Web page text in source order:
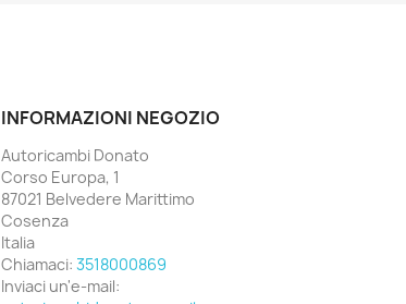
INFORMAZIONI NEGOZIO
Autoricambi Donato
Corso Europa, 1
87021 Belvedere Marittimo
Cosenza
Italia
Chiamaci: 3518000869
Inviaci un'e-mail: